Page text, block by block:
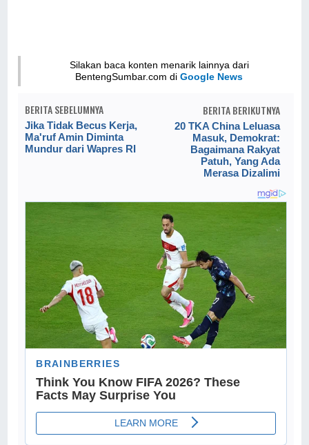
Silakan baca konten menarik lainnya dari
BentengSumbar.com diGoogle News
BERITA SEBELUMNYA
Jika Tidak Becus Kerja,
Ma'ruf Amin Diminta
Mundur dari Wapres RI
BERITA BERIKUTNYA
20 TKA China Leluasa
Masuk, Demokrat:
Bagaimana Rakyat
Patuh, Yang Ada
Merasa Dizalimi